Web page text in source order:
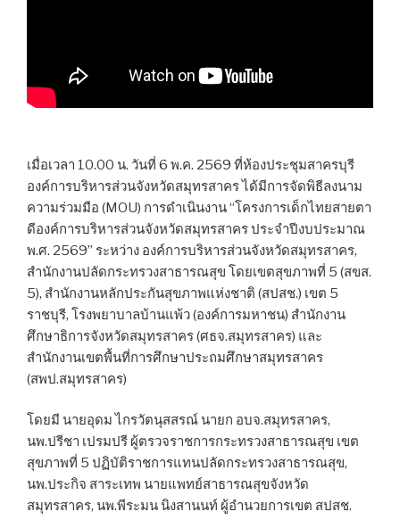
เมื่อเวลา 10.00 น. วันที่ 6 พ.ค. 2569 ที่ห้องประชุมสาครบุรี
องค์การบริหารส่วนจังหวัดสมุทรสาคร ได้มีการจัดพิธีลงนาม
ความร่วมมือ (MOU) การดำเนินงาน “โครงการเด็กไทยสายตา
ดีองค์การบริหารส่วนจังหวัดสมุทรสาคร ประจำปีงบประมาณ
พ.ศ. 2569” ระหว่าง องค์การบริหารส่วนจังหวัดสมุทรสาคร,
สำนักงานปลัดกระทรวงสาธารณสุข โดยเขตสุขภาพที่ 5 (สขส.
5), สำนักงานหลักประกันสุขภาพแห่งชาติ (สปสช.) เขต 5
ราชบุรี, โรงพยาบาลบ้านแพ้ว (องค์การมหาชน) สำนักงาน
ศึกษาธิการจังหวัดสมุทรสาคร (ศธจ.สมุทรสาคร) และ
สำนักงานเขตพื้นที่การศึกษาประถมศึกษาสมุทรสาคร
(สพป.สมุทรสาคร)
โดยมี นายอุดม ไกรวัตนุสสรณ์ นายก อบจ.สมุทรสาคร,
นพ.ปรีชา เปรมปรี ผู้ตรวจราชการกระทรวงสาธารณสุข เขต
สุขภาพที่ 5 ปฏิบัติราชการแทนปลัดกระทรวงสาธารณสุข,
นพ.ประกิจ สาระเทพ นายแพทย์สาธารณสุขจังหวัด
สมุทรสาคร, นพ.พีระมน นิงสานนท์ ผู้อำนวยการเขต สปสช.